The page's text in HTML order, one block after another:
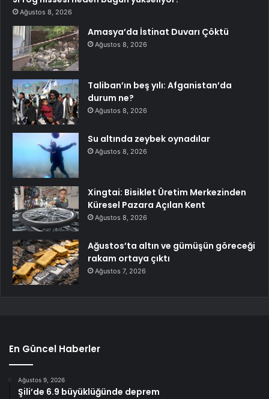
Ağustos 8, 2026
Amasya’da İstinat Duvarı Çöktü
Ağustos 8, 2026
Taliban’ın beş yılı: Afganistan’da
durum ne?
Ağustos 8, 2026
Su altında zeybek oynadılar
Ağustos 8, 2026
Xingtai: Bisiklet Üretim Merkezinden
Küresel Pazara Açılan Kent
Ağustos 8, 2026
Ağustos’ta altın ve gümüşün göreceği
rakam ortaya çıktı
Ağustos 7, 2026
En Güncel Haberler
Ağustos 9, 2026
Şili’de 6.9 büyüklüğünde deprem